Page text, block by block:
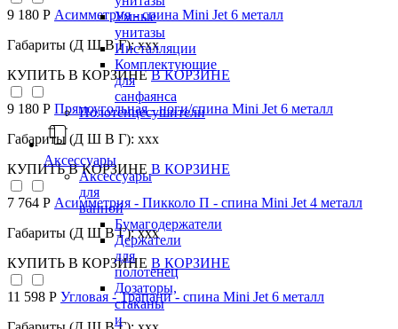
Умные
унитазы
Инсталляции
Комплектующие
для
санфаянса
Полотенцесушители
Аксессуары
Аксессуары
для
ванной
Бумагодержатели
Держатели
для
полотенец
Дозаторы,
стаканы
и
9 180 Р Асимметрия - спина Mini Jet 6 металл
Габариты (Д Ш В Г): xxx
КУПИТЬ В КОРЗИНЕ В КОРЗИНЕ
9 180 Р Прямоугольная - ноги/спина Mini Jet 6 металл
Габариты (Д Ш В Г): xxx
КУПИТЬ В КОРЗИНЕ В КОРЗИНЕ
7 764 Р Асимметрия - Пикколо П - спина Mini Jet 4 металл
Габариты (Д Ш В Г): xxx
КУПИТЬ В КОРЗИНЕ В КОРЗИНЕ
11 598 Р Угловая - Трапани - спина Mini Jet 6 металл